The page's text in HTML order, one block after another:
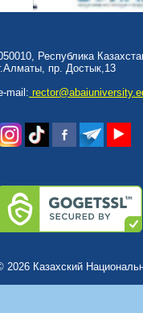
Республика
пр. Достык,13
mail:
2026 Казахский